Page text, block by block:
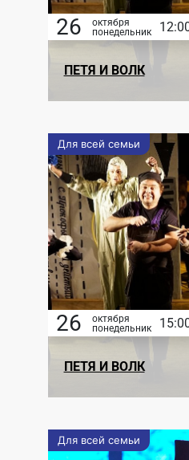
26
октября
понедельник
ПЕТЯ И ВОЛК
Для всей семьи
26
октября
понедельник
ПЕТЯ И ВОЛК
Для всей семьи